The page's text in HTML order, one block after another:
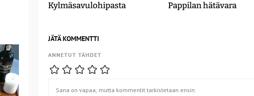
Kylmäsavulohipasta Pappilan hätävara
JÄTÄ KOMMENTTI
ANNETUT TÄHDET